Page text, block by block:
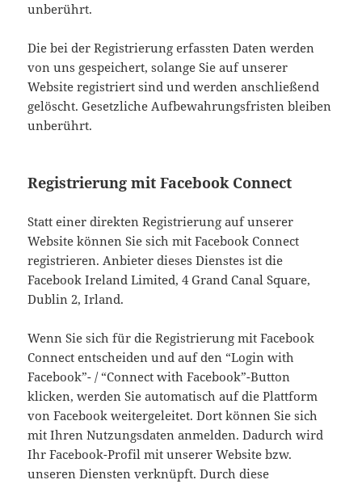
unberührt.
Die bei der Registrierung erfassten Daten werden
von uns gespeichert, solange Sie auf unserer
Website registriert sind und werden anschließend
gelöscht. Gesetzliche Aufbewahrungsfristen bleiben
unberührt.
Registrierung mit Facebook Connect
Statt einer direkten Registrierung auf unserer
Website können Sie sich mit Facebook Connect
registrieren. Anbieter dieses Dienstes ist die
Facebook Ireland Limited, 4 Grand Canal Square,
Dublin 2, Irland.
Wenn Sie sich für die Registrierung mit Facebook
Connect entscheiden und auf den “Login with
Facebook”- / “Connect with Facebook”-Button
klicken, werden Sie automatisch auf die Plattform
von Facebook weitergeleitet. Dort können Sie sich
mit Ihren Nutzungsdaten anmelden. Dadurch wird
Ihr Facebook-Profil mit unserer Website bzw.
unseren Diensten verknüpft. Durch diese